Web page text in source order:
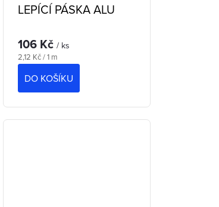
LEPÍCÍ PÁSKA ALU
106 Kč/ ks
Měrná
2,12 Kč / 1 m
DO KOŠÍKU